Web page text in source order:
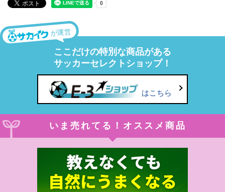
が運営
ここだけの特別な商品がある
サッカーセレクトショップ！
はこちら
いま売れてる！オススメ商品